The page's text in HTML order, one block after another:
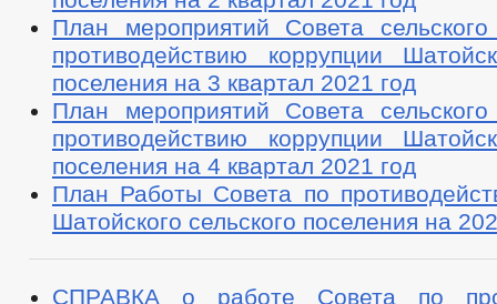
План мероприятий Совета
противодействию коррупции
поселения на 3 квартал 2021 год
План мероприятий Совета
противодействию коррупции
поселения на 4 квартал 2021 год
План Работы Совета по
Шатойского сельского поселения на
СПРАВКА о работе Совета по